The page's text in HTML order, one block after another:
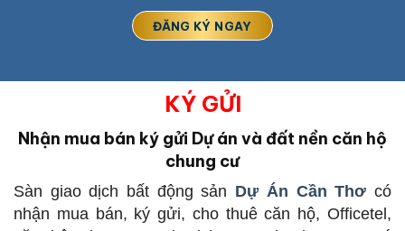
KÝ GỬI
Nhận mua bán ký gửi Dự án và đất nền căn hộ
chung cư
Sàn giao dịch bất động sản Dự Án Cần Thơ có
nhận mua bán, ký gửi, cho thuê căn hộ, Officetel,